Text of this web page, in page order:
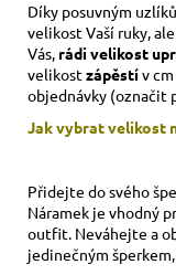
Díky posuvným
velikost Vaší ruky,
Vás, rádi velikost
velikostzápěstív
objednávky (označit
Jak vybrat velikost
Přidejte do svého
Náramek je vhodný
outfit. Neváhejte a
jedinečným